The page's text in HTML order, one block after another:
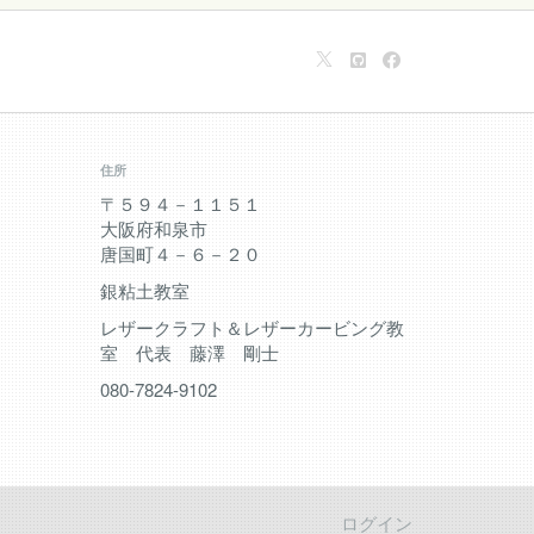
住所
〒５９４－１１５１
大阪府和泉市
唐国町４－６－２０
銀粘土教室
レザークラフト＆レザーカービング教
室 代表 藤澤 剛士
080-7824-9102
ログイン